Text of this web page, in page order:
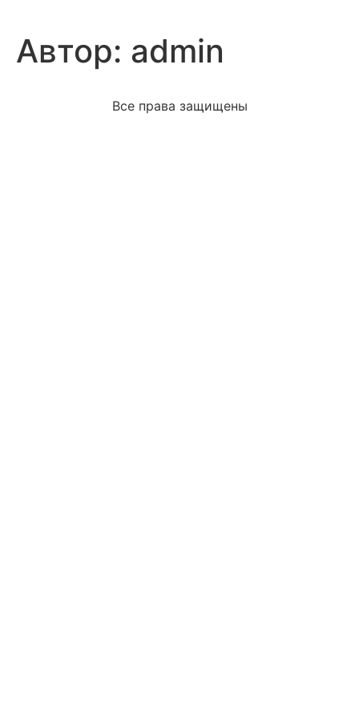
Автор: admin
Все права защищены